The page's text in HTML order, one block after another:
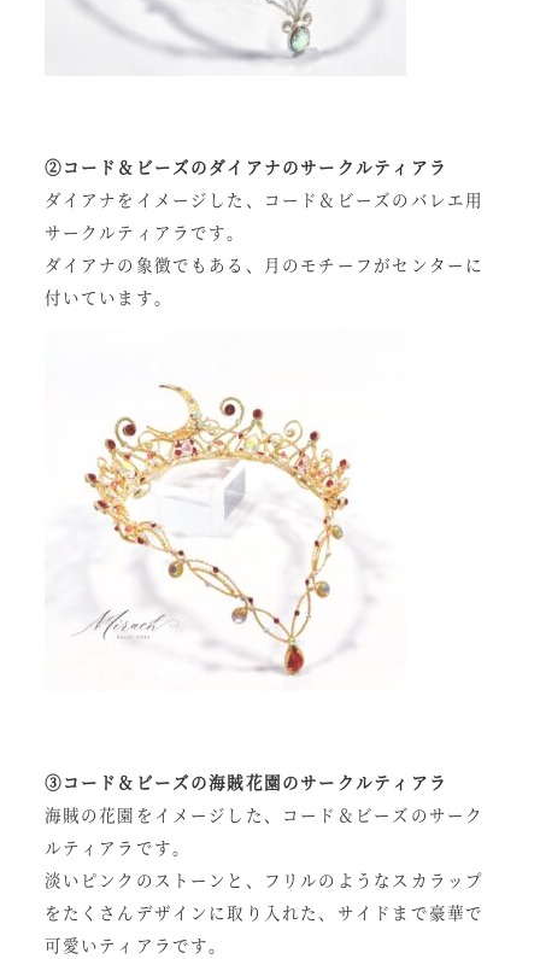
②コード＆ビーズのダイアナのサークルティアラ
ダイアナをイメージした、コード＆ビーズのバレエ用
サークルティアラです。
ダイアナの象徴でもある、月のモチーフがセンターに
付いています。
③コード＆ビーズの海賊花園のサークルティアラ
海賊の花園をイメージした、コード＆ビーズのサーク
ルティアラです。
淡いピンクのストーンと、フリルのようなスカラップ
をたくさんデザインに取り入れた、サイドまで豪華で
可愛いティアラです。